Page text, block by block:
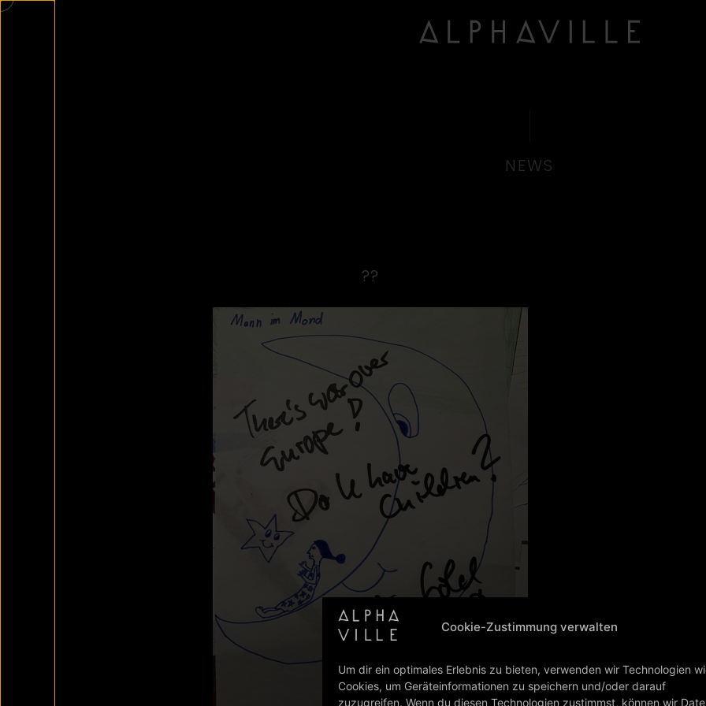
Cookie-Zustimmung verwalten
Um dir ein optimales Erlebnis zu bieten, verwenden wir Technologien
Cookies, um Geräteinformationen zu speichern und/oder darauf
zuzugreifen. Wenn du diesen Technologien zustimmst, können wir
NEWS
??